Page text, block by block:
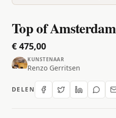
Top of Amsterdam
€ 475,00
KUNSTENAAR
Renzo Gerritsen
DELEN